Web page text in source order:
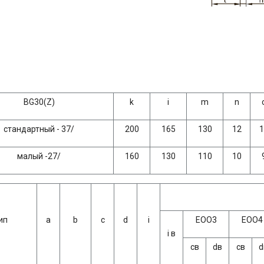
BG30(Z) k i m n
стандартный - 37/ 200 165 130 12
малый -27/ 160 130 110 10
а b с d
i
i в
ЕОО3 ЕОО4
св dв св